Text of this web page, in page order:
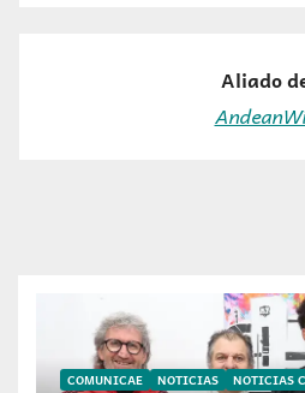
Aliado
COMUNICAE NOTICIAS NOTICIAS